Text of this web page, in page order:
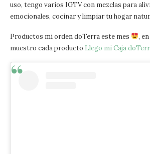
uso, tengo varios IGTV con mezclas para
emocionales, cocinar y limpiar tu hogar
Productos mi orden doTerra este mes
,
muestro cada producto Llego mi Caja